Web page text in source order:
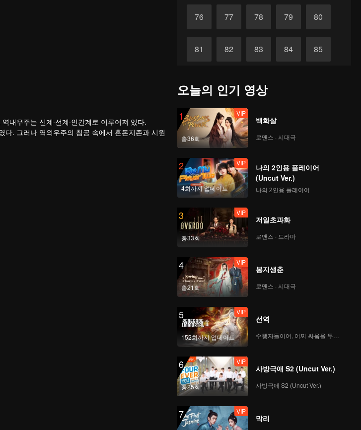
76 77 78 79 80
81 82 83 84 85
내우주는 신계·선계·인간계로 이루어져 있다.
. 그러나 역외우주의 침공 속에서 혼돈지존과 시원
, 가장 아끼던 제자 영하천존마저 등을 돌린다. 이후
억을 각성한다. 홍몽신태를 얻은 그는 폐물에서
오늘의 인기 영상
1
총36회
VIP
백화살
로맨스 · 시대극
2
4회까지 업데이트
VIP
나의 2인용 플레이어
(Uncut Ver.)
나의 2인용 플레이어
3
총33회
VIP
저일초과화
로맨스 · 드라마
4
총21회
VIP
봉지생춘
로맨스 · 시대극
5
152회까지 업데이트
VIP
선역
6
총25회
VIP
사방극애 S2 (Uncut Ver.)
사방극애 S2 (Uncut Ver.)
7 VIP
막리